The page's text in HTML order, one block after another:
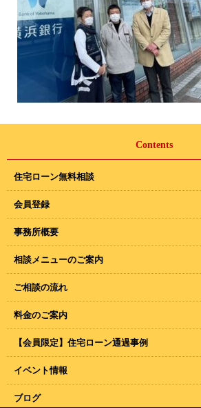
Contents
住宅ローン無料相談
会員登録
事務所概要
相談メニューのご案内
ご相談の流れ
料金のご案内
【会員限定】住宅ローン通過事例
イベント情報
ブログ